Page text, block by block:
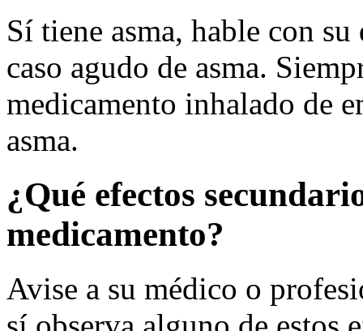
Sí tiene asma, hable con
caso agudo de asma.
medicamento inhalado de
asma.
¿Qué efectos
medicamento?
Avise a su médico o